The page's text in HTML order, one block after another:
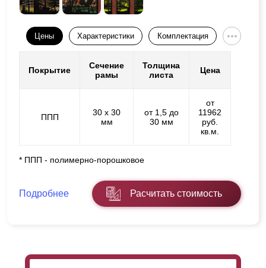
Цены Характеристики Комплектация
Покрытие
Сечение
рамы
Толщина
листа
Цена
ППП
30 х 30
мм
от 1,5 до
30 мм
от
11962
руб.
кв.м.
* ППП - полимерно-порошковое
Подробнее Расчитать стоимость